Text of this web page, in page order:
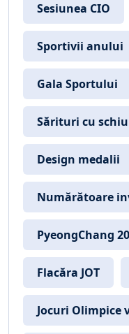
Sesiunea CIO
Sportivii anului
Gala Sportului
Sărituri cu
Design medalii
Numărătoare
PyeongChang
Flacăra JOT
Jocuri Olimpice